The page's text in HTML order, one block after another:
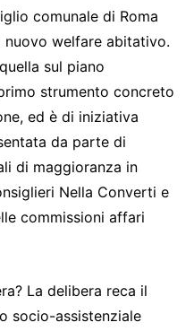
comunale di Roma
welfare abitativo.
sul piano
strumento concreto
ed è di iniziativa
da parte di
di maggioranza in
Nella Converti e
commissioni affari
La delibera reca il
socio-assistenziale